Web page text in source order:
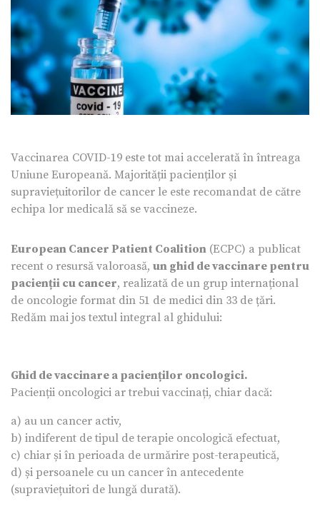
Vaccinarea COVID-19 este tot mai accelerată în întreaga
Uniune Europeană. Majorității pacienților și
supraviețuitorilor de cancer le este recomandat de către
echipa lor medicală să se vaccineze.
European Cancer Patient Coalition (ECPC) a publicat
recent o resursă valoroasă, un ghid de vaccinare pentru
pacienții cu cancer, realizată de un grup internațional
de oncologie format din 51 de medici din 33 de țări.
Redăm mai jos textul integral al ghidului:
Ghid de vaccinare a pacienților oncologici.
Pacienții oncologici ar trebui vaccinați, chiar dacă:
a) au un cancer activ,
b) indiferent de tipul de terapie oncologică efectuat,
c) chiar și în perioada de urmărire post-terapeutică,
d) și persoanele cu un cancer în antecedente
(supraviețuitori de lungă durată).